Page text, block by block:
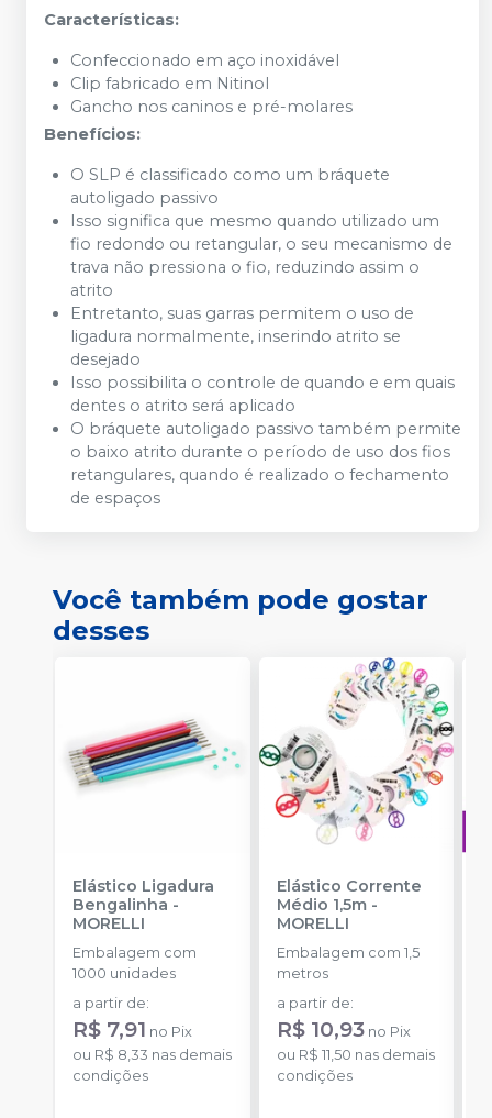
Características:
Confeccionado em aço inoxidável
Clip fabricado em Nitinol
Gancho nos caninos e pré-molares
Benefícios:
O SLP é classificado como um bráquete
autoligado passivo
Isso significa que mesmo quando utilizado um
fio redondo ou retangular, o seu mecanismo de
trava não pressiona o fio, reduzindo assim o
atrito
Entretanto, suas garras permitem o uso de
ligadura normalmente, inserindo atrito se
desejado
Isso possibilita o controle de quando e em quais
dentes o atrito será aplicado
O bráquete autoligado passivo também permite
o baixo atrito durante o período de uso dos fios
retangulares, quando é realizado o fechamento
de espaços
Você também pode gostar
desses
Elástico Ligadura
Bengalinha -
MORELLI
Embalagem com
1000 unidades
a partir de:
R$ 7,91 no Pix
ou R$ 8,33 nas demais
condições
Elástico Corrente
Médio 1,5m-
MORELLI
Embalagem com 1,5
metros
a partir de:
R$ 10,93 no Pix
ou R$ 11,50 nas demais
condições